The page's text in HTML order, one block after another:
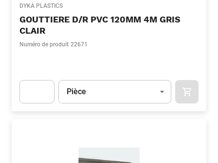
DYKA PLASTICS
GOUTTIERE D/R PVC 120MM 4M GRIS
CLAIR
Numéro de produit 22671
Unité
Pièce